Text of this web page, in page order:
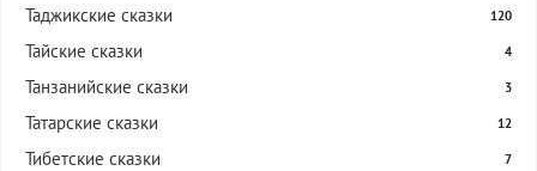
Таджикские сказки 120
Тайские сказки 4
Танзанийские сказки 3
Татарские сказки 12
Тибетские сказки 7